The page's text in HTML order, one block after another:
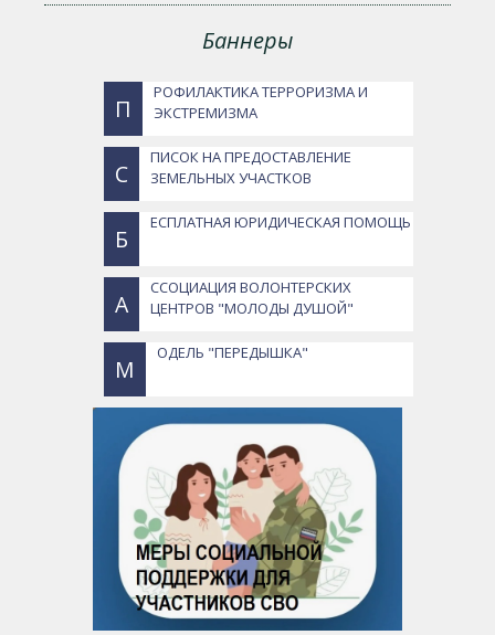
Баннеры
П
РОФИЛАКТИКА ТЕРРОРИЗМА И
ЭКСТРЕМИЗМА
С
ПИСОК НА ПРЕДОСТАВЛЕНИЕ
ЗЕМЕЛЬНЫХ УЧАСТКОВ
Б
ЕСПЛАТНАЯ ЮРИДИЧЕСКАЯ ПОМОЩЬ
А
ССОЦИАЦИЯ ВОЛОНТЕРСКИХ
ЦЕНТРОВ "МОЛОДЫ ДУШОЙ"
М
ОДЕЛЬ "ПЕРЕДЫШКА"